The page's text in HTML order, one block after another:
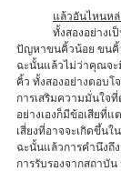
แล้วอันไหนหล่
ปัญหาขนคิ้วน้อย ขนคิ้
ฉะนั้นแล้วไม่ว่าคุณจ
คิ้ว ทั้งสองอย่างตอบโ
การเสริมความมั่นใจที่
อย่างเองก็มีข้อเสียที่แ
เสี่ยงที่อาจจะเกิดขึ้นใ
ฉะนั้นแล้วการคำนึงถึ
การรับรองจากสถาบัน